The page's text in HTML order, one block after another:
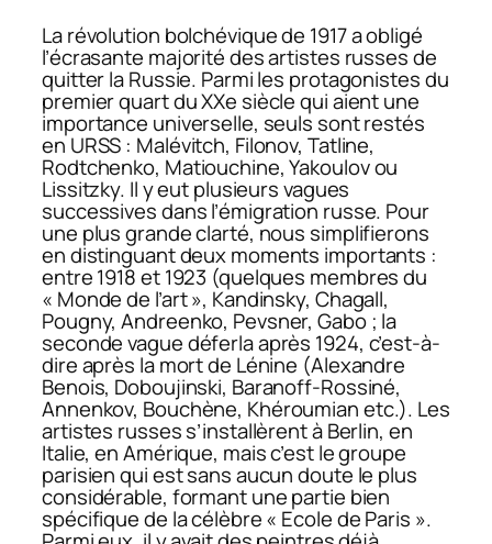
La révolution bolchévique de 1917 a obligé
l’écrasante majorité des artistes russes de
quitter la Russie. Parmi les protagonistes du
premier quart du XXe siècle qui aient une
importance universelle, seuls sont restés
en URSS : Malévitch, Filonov, Tatline,
Rodtchenko, Matiouchine, Yakoulov ou
Lissitzky. Il y eut plusieurs vagues
successives dans l’émigration russe. Pour
une plus grande clarté, nous simplifierons
en distinguant deux moments importants :
entre 1918 et 1923 (quelques membres du
« Monde de l’art », Kandinsky, Chagall,
Pougny, Andreenko, Pevsner, Gabo ; la
seconde vague déferla après 1924, c’est-à-
dire après la mort de Lénine (Alexandre
Benois, Doboujinski, Baranoff-Rossiné,
Annenkov, Bouchène, Khéroumian etc.). Les
artistes russes s’installèrent à Berlin, en
Italie, en Amérique, mais c’est le groupe
parisien qui est sans aucun doute le plus
considérable, formant une partie bien
spécifique de la célèbre « Ecole de Paris ».